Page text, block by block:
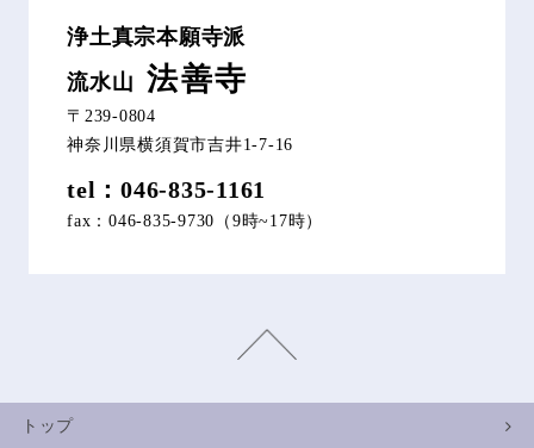
浄土真宗本願寺派
流水山 法善寺
〒239-0804
神奈川県横須賀市吉井1-7-16
tel：046-835-1161
fax：046-835-9730（9時~17時）
トップ